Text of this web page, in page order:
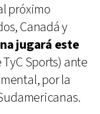
próximo
Canadá y
jugará este
Sports) ante
por la